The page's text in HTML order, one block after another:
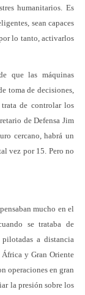
humanitarios. Es
sean capaces
lo tanto, activarlos
que las máquinas
toma de decisiones,
de controlar los
de Defensa Jim
cercano, habrá un
vez por 15. Pero no
mucho en el
se trataba de
pilotadas a distancia
y Gran Oriente
operaciones en gran
la presión sobre los